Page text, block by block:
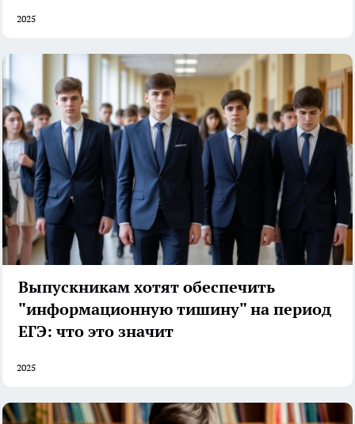
2025
Выпускникам хотят обеспечить
"информационную тишину" на период
ЕГЭ: что это значит
2025